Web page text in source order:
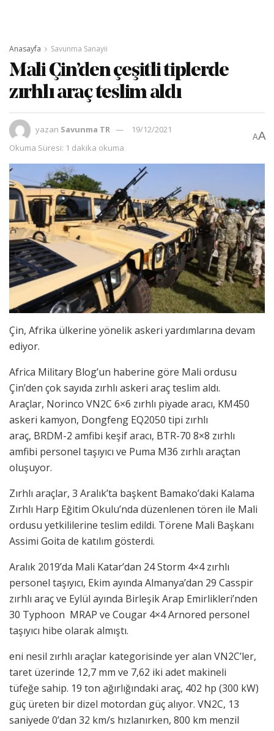
Anasayfa Savunma Sanayii
Mali Çin’den çeşitli tiplerde
zırhlı araç teslim aldı
yazan Savunma TR
19/12/2021
Okuma Süresi: 1 dakika okuma
AA
Çin, Afrika ülkerine yönelik askeri yardımlarına devam
ediyor.
Africa Military Blog’un haberine göre Mali ordusu
Çin’den çok sayıda zırhlı askeri araç teslim aldı.
Araçlar, Norinco VN2C 6×6 zırhlı piyade aracı, KM450
askeri kamyon, Dongfeng EQ2050 tipi zırhlı
araç, BRDM-2 amfibi keşif aracı, BTR-70 8×8 zırhlı
amfibi personel taşıyıcı ve Puma M36 zırhlı araçtan
oluşuyor.
Zırhlı araçlar, 3 Aralık’ta başkent Bamako’daki Kalama
Zırhlı Harp Eğitim Okulu’nda düzenlenen tören ile Mali
ordusu yetkililerine teslim edildi. Törene Mali Başkanı
Assimi Goita de katılım gösterdi.
Aralık 2019’da Mali Katar’dan 24 Storm 4×4 zırhlı
personel taşıyıcı, Ekim ayında Almanya’dan 29 Casspir
zırhlı araç ve Eylül ayında Birleşik Arap Emirlikleri’nden
30 Typhoon MRAP ve Cougar 4×4 Arnored personel
taşıyıcı hibe olarak almıştı.
eni nesil zırhlı araçlar kategorisinde yer alan VN2C’ler,
taret üzerinde 12,7 mm ve 7,62 iki adet makineli
tüfeğe sahip. 19 ton ağırlığındaki araç, 402 hp (300 kW)
güç üreten bir dizel motordan güç alıyor. VN2C, 13
saniyede 0’dan 32 km/s hızlanırken, 800 km menzil